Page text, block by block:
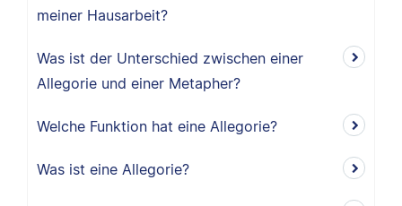
meiner Hausarbeit?
Was ist der Unterschied zwischen einer
Allegorie und einer Metapher?
Welche Funktion hat eine Allegorie?
Was ist eine Allegorie?